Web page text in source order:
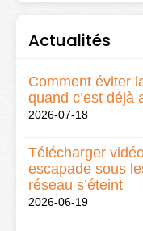
Actualités
Comment éviter
quand c’est déjà
2026-07-18
Télécharger
escapade sous
réseau s’éteint
2026-06-19